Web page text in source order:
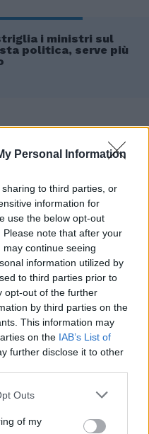
Personal Information
to third parties, or
information for
use the below opt-out
note that after your
continue seeing
information utilized by
to third parties prior to
opt-out of the further
by third parties on the
This information may
on the IAB’s List of
further disclose it to other
Outs
of my
i ministri sul
politica, serve più